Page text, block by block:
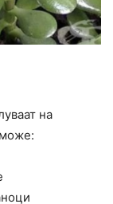
на